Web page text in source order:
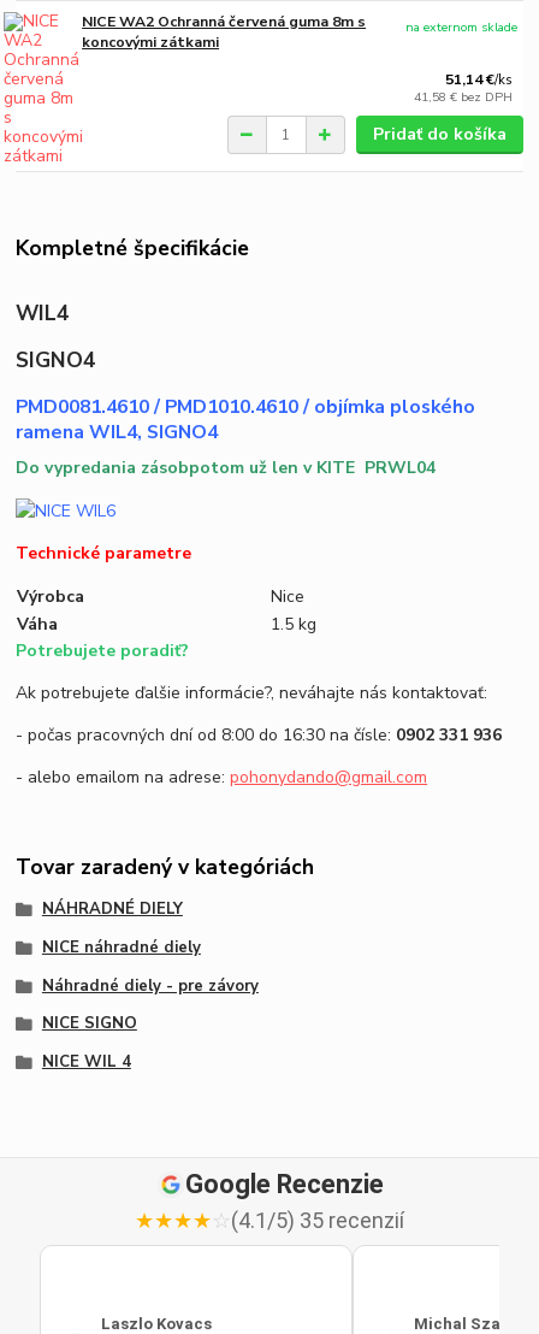
NICE WA2 Ochranná červená guma 8m s
koncovými zátkami
51,14 €/ks
41,58 € bez DPH
na externom sklade
Pridať do košíka
Kompletné špecifikácie
WIL4
SIGNO4
PMD0081.4610 / PMD1010.4610 / objímka ploského
ramena WIL4, SIGNO4
Do vypredania zásobpotom už len v KITE PRWL04
Technické parametre
Výrobca
Nice
Váha
1.5 kg
Potrebujete poradiť?
Ak potrebujete ďalšie informácie?, neváhajte nás kontaktovať:
- počas pracovných dní od 8:00 do 16:30 na čísle: 0902 331 936
- alebo emailom na adrese:pohonydando@gmail.com
Tovar zaradený v kategóriách
NÁHRADNÉ DIELY
NICE náhradné diely
Náhradné diely - pre závory
NICE SIGNO
NICE WIL 4
Google Recenzie
★★★★☆(4.1/5) 35 recenzií
Laszlo Kovacs Michal Szabo